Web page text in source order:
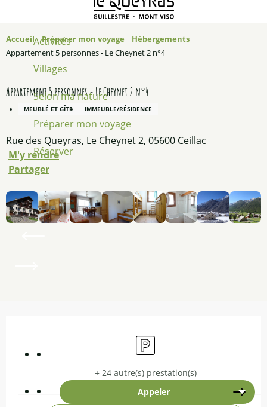
Activités
Villages
Selon ma nature
Préparer mon voyage
Réserver
Accueil Préparer mon voyage
Hébergements
Appartement 5 personnes - Le Cheynet 2 n°4
Appartement 5 personnes - Le Cheynet 2 n°4
MEUBLÉ ET GÎTE IMMEUBLE/RÉSIDENCE
Rue des Queyras, Le Cheynet 2, 05600 Ceillac
M'y rendre
Partager
Parking
+ 24 autre(s) prestation(s)
Appeler